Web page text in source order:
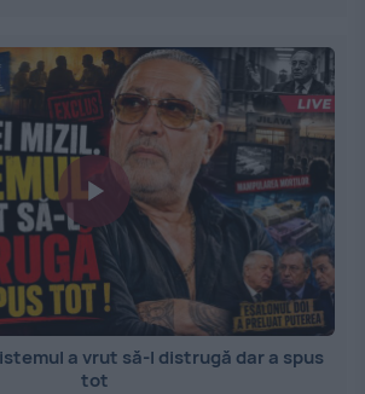
a vrut să-l distrugă dar a spus
tot